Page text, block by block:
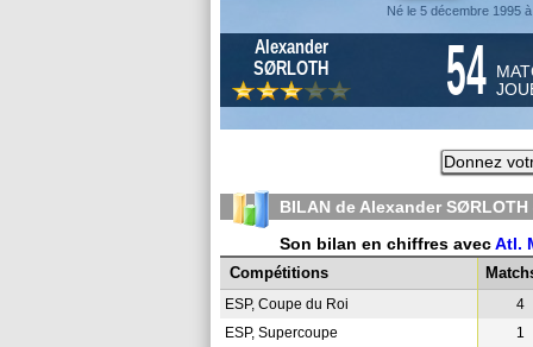
Né le 5 décembre 1995
Alexander
SØRLOTH
54
Donnez
BILAN de Alexander
Son bilan en chiffres avecAtl.
Compétitions
ESP, Coupe du Roi 4
ESP, Supercoupe
1